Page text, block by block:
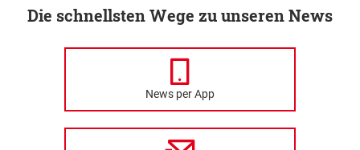
Die schnellsten Wege zu unseren News
News per App